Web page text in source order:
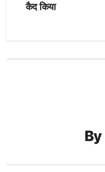
कैद किया
By